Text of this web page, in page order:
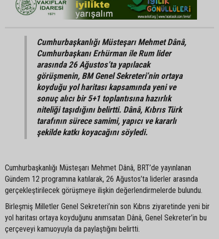
Cumhurbaşkanlığı Müsteşarı Mehmet Dânâ,
Cumhurbaşkanı Erhürman ile Rum lider
arasında 26 Ağustos’ta yapılacak
görüşmenin, BM Genel Sekreteri’nin ortaya
koyduğu yol haritası kapsamında yeni ve
sonuç alıcı bir 5+1 toplantısına hazırlık
niteliği taşıdığını belirtti. Dânâ, Kıbrıs Türk
tarafının sürece samimi, yapıcı ve kararlı
şekilde katkı koyacağını söyledi.
Cumhurbaşkanlığı Müsteşarı Mehmet Dânâ, BRT’de yayınlanan
Gündem 12 programına katılarak, 26 Ağustos’ta liderler arasında
gerçekleştirilecek görüşmeye ilişkin değerlendirmelerde bulundu.
Birleşmiş Milletler Genel Sekreteri’nin son Kıbrıs ziyaretinde yeni bir
yol haritası ortaya koyduğunu anımsatan Dânâ, Genel Sekreter’in bu
çerçeveyi kamuoyuyla da paylaştığını belirtti.